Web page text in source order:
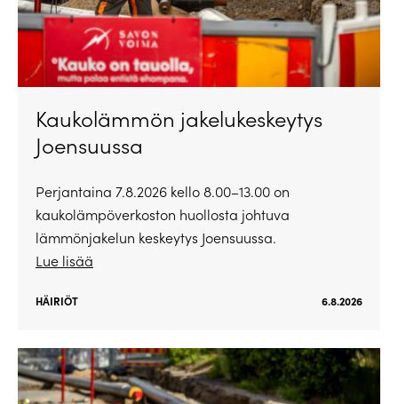
Kaukolämmön jakelukeskeytys
Joensuussa
Perjantaina 7.8.2026 kello 8.00–13.00 on
kaukolämpöverkoston huollosta johtuva
lämmönjakelun keskeytys Joensuussa.
Lue lisää
HÄIRIÖT 6.8.2026